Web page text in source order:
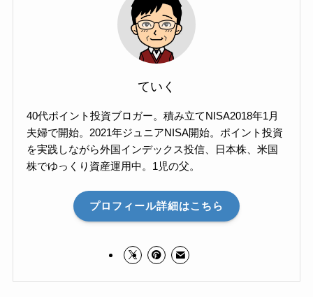
ていく
40代ポイント投資ブロガー。積み立てNISA2018年1月
夫婦で開始。2021年ジュニアNISA開始。ポイント投資
を実践しながら外国インデックス投信、日本株、米国
株でゆっくり資産運用中。1児の父。
プロフィール詳細はこちら